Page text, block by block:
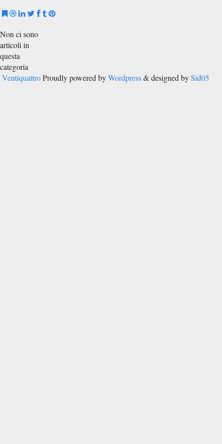
Non ci sono
articoli in
questa
categoria
Ventiquattro Proudly powered byWordpress& designed bySid05